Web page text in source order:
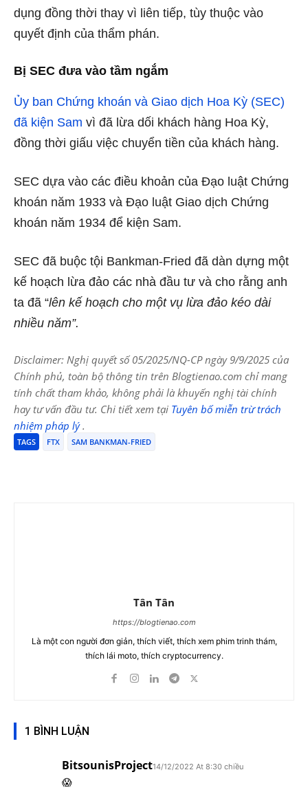
dụng đồng thời thay vì liên tiếp, tùy thuộc vào
quyết định của thẩm phán.
Bị SEC đưa vào tầm ngắm
Ủy ban Chứng khoán và Giao dịch Hoa Kỳ (SEC)
đã kiện Sam vì đã lừa dối khách hàng Hoa Kỳ,
đồng thời giấu việc chuyển tiền của khách hàng.
SEC dựa vào các điều khoản của Đạo luật Chứng
khoán năm 1933 và Đạo luật Giao dịch Chứng
khoán năm 1934 để kiện Sam.
SEC đã buộc tội Bankman-Fried đã dàn dựng một
kế hoạch lừa đảo các nhà đầu tư và cho rằng anh
ta đã “lên kế hoạch cho một vụ lừa đảo kéo dài
nhiều năm”.
Disclaimer: Nghị quyết số 05/2025/NQ-CP ngày 9/9/2025 của
Chính phủ, toàn bộ thông tin trên Blogtienao.com chỉ mang
tính chất tham khảo, không phải là khuyến nghị tài chính
hay tư vấn đầu tư. Chi tiết xem tại Tuyên bố miễn trừ trách
nhiệm pháp lý.
TAGS FTX SAM BANKMAN-FRIED
Tân Tân
https://blogtienao.com
Là một con người đơn giản, thích viết, thích xem phim trinh thám,
thích lái moto, thích cryptocurrency.
1 BÌNH LUẬN
BitsounisProject14/12/2022 At 8:30 chiều
😱